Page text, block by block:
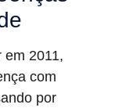
em 2011,
com
por